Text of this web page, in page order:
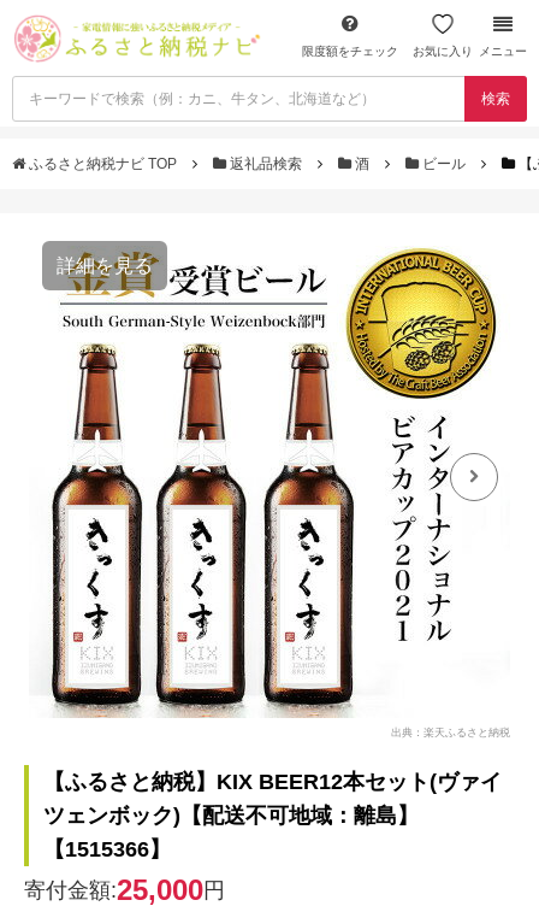
限度額をチェック お気に入り メニュー
検索
ふるさと納税ナビ TOP 返礼品検索 酒 ビール
詳細を見る
出典：楽天ふるさと納税
【ふるさと納税】KIX BEER12本セット(ヴァイ
ツェンボック)【配送不可地域：離島】
【1515366】
寄付金額:25,000円